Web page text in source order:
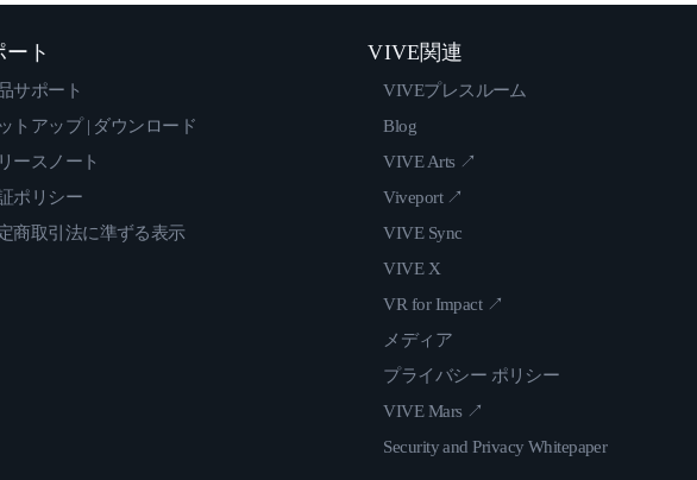
ト
サポート
トアップ | ダウンロード
ースノート
ポリシー
商取引法に準ずる表示
VIVE関連
VIVEプレスルーム
Blog
VIVE Arts ↗
Viveport ↗
VIVE Sync
VIVE X
VR for Impact ↗
メディア
プライバシー ポリシー
VIVE Mars ↗
Security and Privacy Whitepaper